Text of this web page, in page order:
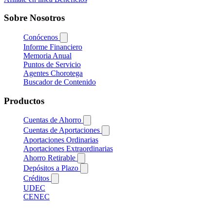
Sobre Nosotros
Conócenos
Informe Financiero
Memoria Anual
Puntos de Servicio
Agentes Chorotega
Buscador de Contenido
Productos
Cuentas de Ahorro
Cuentas de Aportaciones
Aportaciones Ordinarias
Aportaciones Extraordinarias
Ahorro Retirable
Depósitos a Plazo
Créditos
UDEC
CENEC